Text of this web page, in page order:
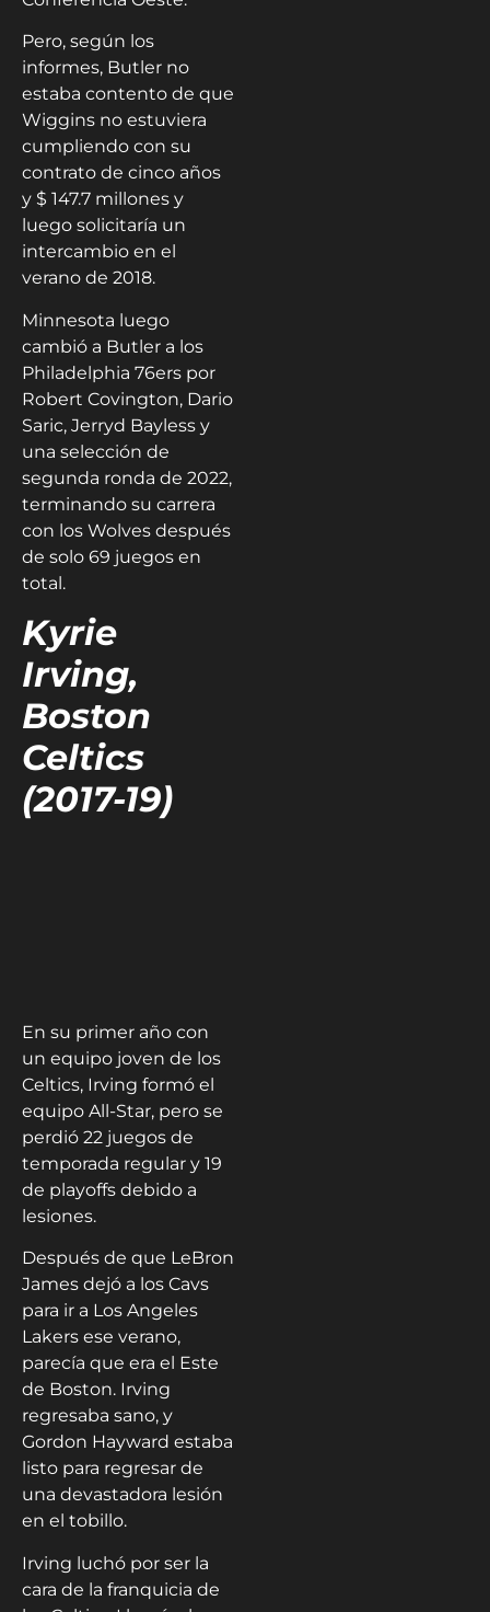
Pero, según los
informes, Butler no
estaba contento de que
Wiggins no estuviera
cumpliendo con su
contrato de cinco años
y $ 147.7 millones y
luego solicitaría un
intercambio en el
verano de 2018.
Minnesota luego
cambió a Butler a los
Philadelphia 76ers por
Robert Covington, Dario
Saric, Jerryd Bayless y
una selección de
segunda ronda de 2022,
terminando su carrera
con los Wolves después
de solo 69 juegos en
total.
Kyrie
Irving,
Boston
Celtics
(2017-19)
En su primer año con
un equipo joven de los
Celtics, Irving formó el
equipo All-Star, pero se
perdió 22 juegos de
temporada regular y 19
de playoffs debido a
lesiones.
Después de que LeBron
James dejó a los Cavs
para ir a Los Angeles
Lakers ese verano,
parecía que era el Este
de Boston. Irving
regresaba sano, y
Gordon Hayward estaba
listo para regresar de
una devastadora lesión
en el tobillo.
Irving luchó por ser la
cara de la franquicia de